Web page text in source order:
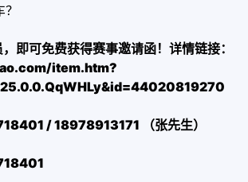
即可免费获得赛事邀请函！详情链接：
item.htm?
/ 18978913171 （张先生）